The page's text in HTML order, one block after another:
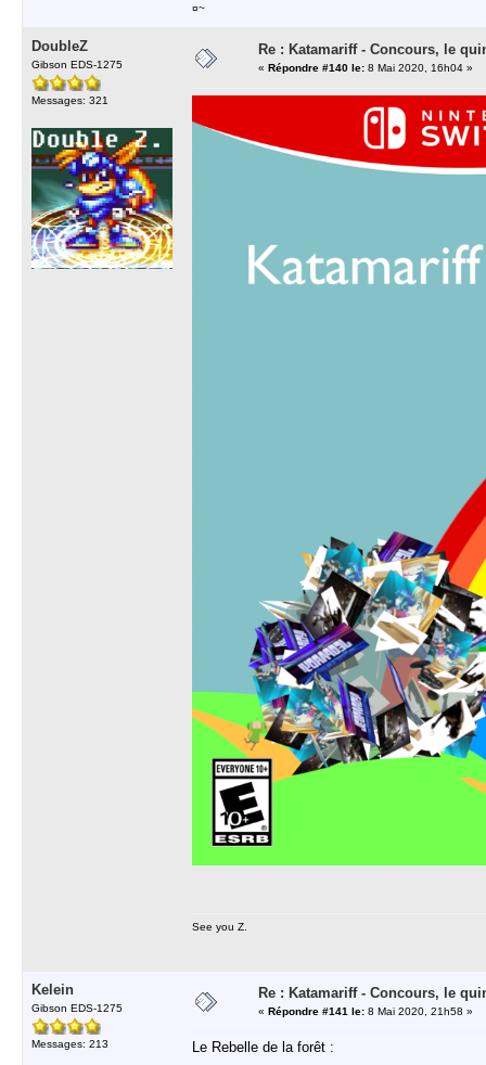
¤~
DoubleZ
Gibson EDS-1275
Messages: 321
Re : Katamariff - Concours, le
« Répondre #140 le: 8 Mai 2020, 16h04 »
See you Z.
Kelein
Gibson EDS-1275
Messages: 213
Re : Katamariff - Concours, le
« Répondre #141 le: 8 Mai 2020, 21h58 »
Le Rebelle de la forêt :